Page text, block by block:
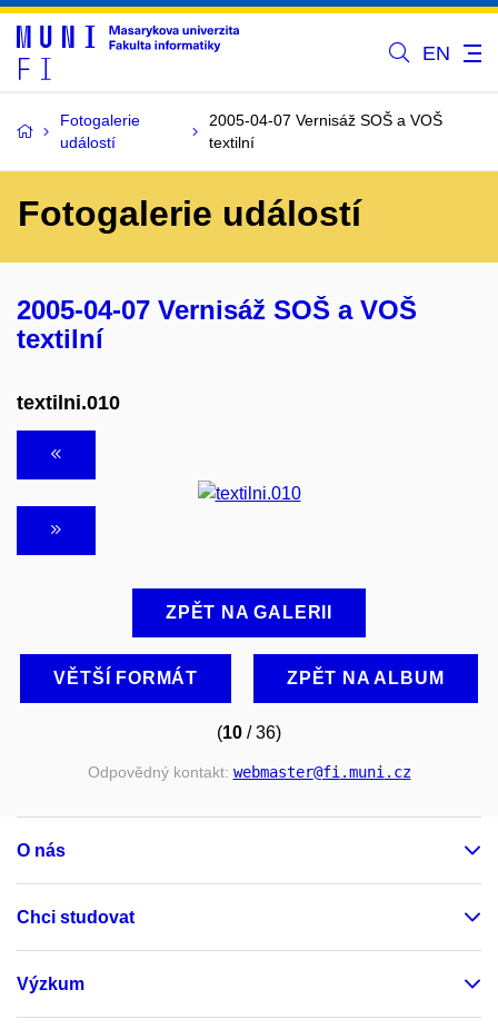
EN
Fotogalerie
událostí
2005-04-07 Vernisáž SOŠ a VOŠ
textilní
Fotogalerie událostí
2005-04-07 Vernisáž SOŠ a VOŠ
textilní
textilni.010
ZPĚT NA GALERII
VĚTŠÍ FORMÁT ZPĚT NA ALBUM
(10 / 36)
Odpovědný kontakt: webmaster@fi.muni.cz
O nás
Chci studovat
Výzkum